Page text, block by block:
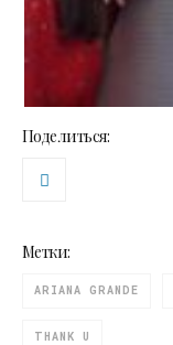
Поделиться:
Метки:
ARIANA GRANDE
THANK U